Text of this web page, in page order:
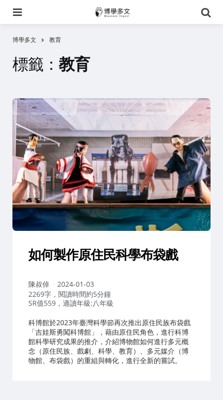
尋
博學多文 教育
標籤： 教育
如何製作原住民科學布袋戲
作
者：
陳叔倬
2024-01-03
2269字，閱讀時間約5分鐘
SR值559，適讀年級:八年級
科博館於2023年臺灣科學節再次推出原住民族布袋戲
「吉娃斯勇闖科博館」，藉由原住民角色，進行科博
館科學研究成果的推介，介紹博物館如何進行多元概
念（原住民族、戲劇、科學、教育）、多元媒介（博
物館、布袋戲）的重組與轉化，進行全新的嘗試。